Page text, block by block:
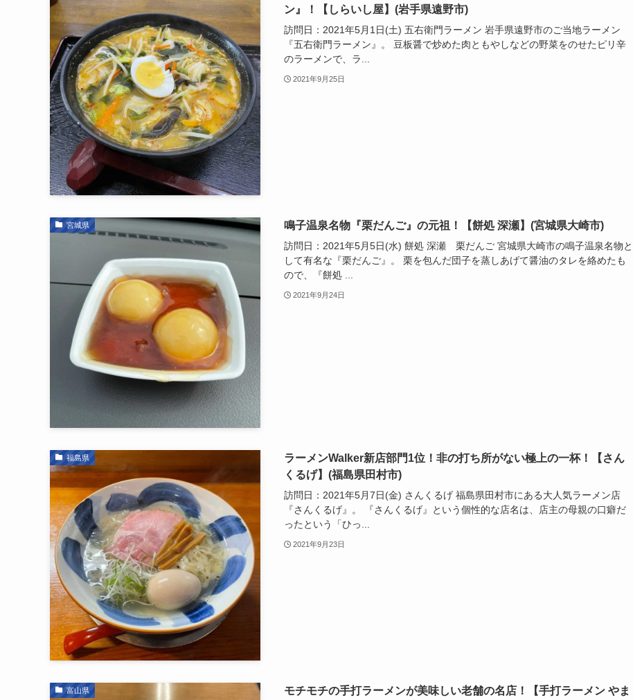
ン』！【しらいし屋】(岩手県遠野市)
訪問日：2021年5月1日(土) 五右衛門ラーメン 岩手県遠野市のご当地ラーメン
『五右衛門ラーメン』。 豆板醤で炒めた肉ともやしなどの野菜をのせたピリ辛
のラーメンで、ラ...
2021年9月25日
宮城県 鳴子温泉名物『栗だんご』の元祖！【餅処 深瀬】(宮城県大崎市)
訪問日：2021年5月5日(水) 餅処 深瀬 栗だんご 宮城県大崎市の鳴子温泉名物と
して有名な『栗だんご』。 栗を包んだ団子を蒸しあげて醤油のタレを絡めたも
ので、『餅処 ...
2021年9月24日
福島県
ラーメンWalker新店部門1位！非の打ち所がない極上の一杯！【さん
くるげ】(福島県田村市)
訪問日：2021年5月7日(金) さんくるげ 福島県田村市にある大人気ラーメン店
『さんくるげ』。 『さんくるげ』という個性的な店名は、店主の母親の口癖だ
ったという「ひっ...
2021年9月23日
富山県
モチモチの手打ラーメンが美味しい老舗の名店！【手打ラーメン やま